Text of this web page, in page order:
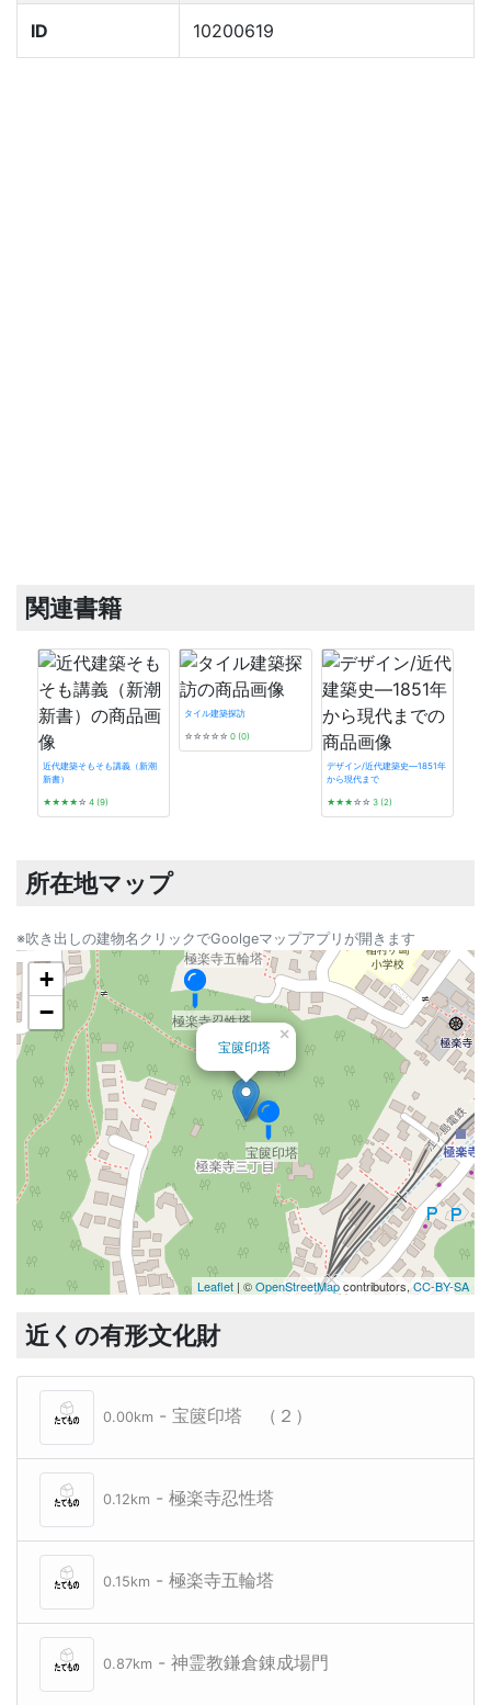
ID 10200619
関連書籍
近代建築そもそも講義（新潮
新書）
★★★★☆ 4 (9)
タイル建築探訪
☆☆☆☆☆ 0 (0)
デザイン/近代建築史―1851年
から現代まで
★★★☆☆ 3 (2)
所在地マップ
※吹き出しの建物名クリックでGoolgeマップアプリが開きます
宝篋印塔
極楽寺忍性塔
極楽寺五輪塔
宝篋印塔
×
+
−
Leaflet | ©OpenStreetMapcontributors,CC-BY-SA
近くの有形文化財
0.00km - 宝篋印塔 （２）
0.12km - 極楽寺忍性塔
0.15km - 極楽寺五輪塔
0.87km - 神霊教鎌倉錬成場門